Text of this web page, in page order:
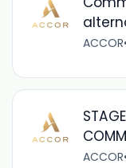
ACCOR•
ACCOR•